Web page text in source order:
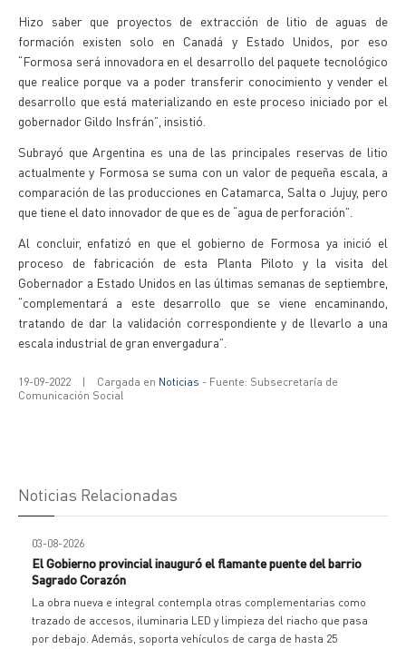
Hizo saber que proyectos de extracción de litio de aguas de
formación existen solo en Canadá y Estado Unidos, por eso
“Formosa será innovadora en el desarrollo del paquete tecnológico
que realice porque va a poder transferir conocimiento y vender el
desarrollo que está materializando en este proceso iniciado por el
gobernador Gildo Insfrán”, insistió.
Subrayó que Argentina es una de las principales reservas de litio
actualmente y Formosa se suma con un valor de pequeña escala, a
comparación de las producciones en Catamarca, Salta o Jujuy, pero
que tiene el dato innovador de que es de “agua de perforación”.
Al concluir, enfatizó en que el gobierno de Formosa ya inició el
proceso de fabricación de esta Planta Piloto y la visita del
Gobernador a Estado Unidos en las últimas semanas de septiembre,
“complementará a este desarrollo que se viene encaminando,
tratando de dar la validación correspondiente y de llevarlo a una
escala industrial de gran envergadura”.
19-09-2022 | Cargada en Noticias - Fuente: Subsecretaría de
Comunicación Social
Noticias Relacionadas
03-08-2026
El Gobierno provincial inauguró el flamante puente del barrio
Sagrado Corazón
La obra nueva e integral contempla otras complementarias como
trazado de accesos, iluminaria LED y limpieza del riacho que pasa
por debajo. Además, soporta vehículos de carga de hasta 25